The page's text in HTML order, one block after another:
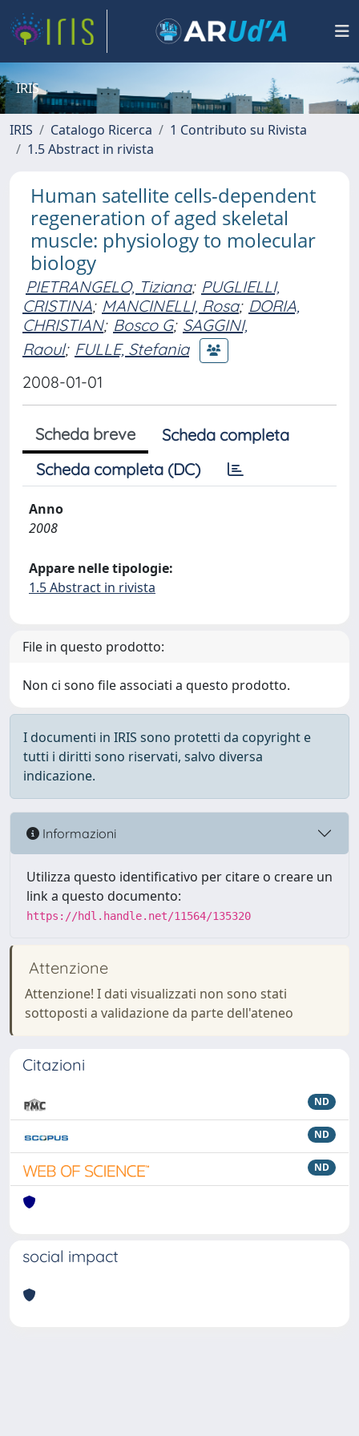
IRIS
IRIS Catalogo Ricerca
1 Contributo su Rivista
1.5 Abstract in rivista
Human satellite cells-dependent
regeneration of aged skeletal
muscle: physiology to molecular
biology
PIETRANGELO, Tiziana; PUGLIELLI,
CRISTINA; MANCINELLI, Rosa; DORIA,
CHRISTIAN; Bosco G; SAGGINI,
Raoul; FULLE, Stefania
2008-01-01
Scheda breve
Scheda completa
Scheda completa (DC)
Anno
2008
Appare nelle tipologie:
1.5 Abstract in rivista
File in questo prodotto:
Non ci sono file associati a questo prodotto.
I documenti in IRIS sono protetti da copyright e
tutti i diritti sono riservati, salvo diversa
indicazione.
Informazioni
Utilizza questo identificativo per citare o creare un
link a questo documento:
https://hdl.handle.net/11564/135320
Attenzione
Attenzione! I dati visualizzati non sono stati
sottoposti a validazione da parte dell'ateneo
Citazioni
ND
ND
ND
social impact